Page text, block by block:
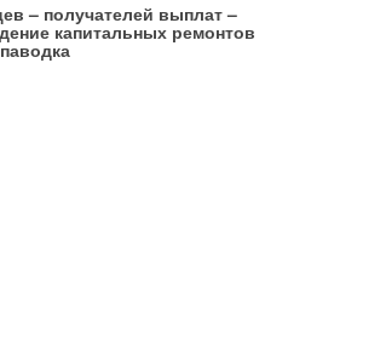
– получателей выплат –
капитальных ремонтов